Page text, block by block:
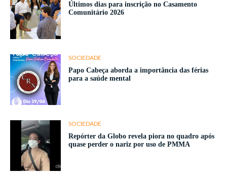
Últimos dias para inscrição no Casamento
Comunitário 2026
SOCIEDADE
Papo Cabeça aborda a importância das férias
para a saúde mental
SOCIEDADE
Repórter da Globo revela piora no quadro após
quase perder o nariz por uso de PMMA